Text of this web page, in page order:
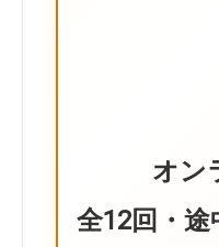
オン
全12回・途